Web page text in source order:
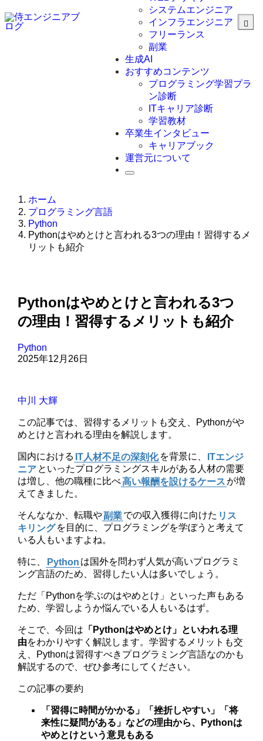
Kotlin
Java
JavaScript
Swift
Ruby
システムエンジニア
インフラエンジニア
フリーランス
副業
生成AI
おすすめコンテンツ
プログラミング学習プラ
ン診断
ITキャリア診断
学習教材
卒業生インタビュー
キャリアブック
運営元について
ホーム
プログラミング言語
Python
Pythonはやめとけと言われる3つの理由！習得するメ
リットも紹介
Pythonはやめとけと言われる3つ
の理由！習得するメリットも紹介
Python
2025年12月26日
中川 大輝
この記事では、習得するメリットも交え、Pythonがや
めとけと言われる理由を解説します。
国内における IT人材不足の深刻化 を背景に、
ITエンジ
ニア といったプログラミングスキルがある人材の需要
は増し、他の職種に比べ高い報酬を設けるケース が増
えてきました。
そんななか、転職や副業での収入獲得に向けた リス
キリング を目的に、プログラミングを学ぼうと考えて
いる人もいますよね。
特に、 Python は国外を問わず人気が高いプログラミ
ング言語のため、習得したい人は多いでしょう。
ただ「Pythonを学ぶのはやめとけ」といった声もある
ため、学習しようか悩んでいる人もいるはず。
そこで、今回は 「Pythonはやめとけ」といわれる理
由をわかりやすく解説します。学習するメリットも交
え、Pythonは習得すべきプログラミング言語なのかも
解説するので、ぜひ参考にしてください。
この記事の要約
「習得に時間がかかる」「挫折しやすい」「将
来性に疑問がある」などの理由から、Pythonは
やめとけという意見もある